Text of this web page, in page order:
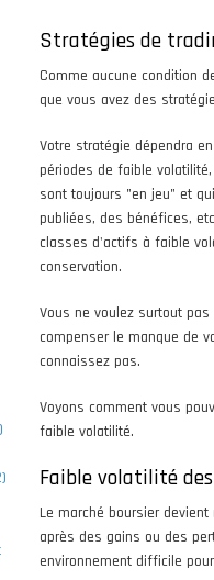
Stratégies de
Comme aucune condition
que vous avez des
Votre stratégie dépendra
périodes de faible
sont toujours "en jeu" et
publiées, des bénéfices,
classes d'actifs à faible
conservation.
Vous ne voulez surtout
compenser le manque de
connaissez pas.
Voyons comment vous
faible volatilité.
Faible volatilité
Le marché boursier
après des gains ou des
environnement difficile